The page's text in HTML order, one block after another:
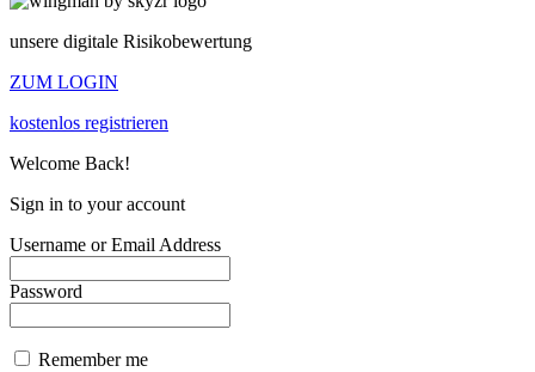
unsere digitale Risikobewertung
ZUM LOGIN
kostenlos registrieren
Welcome Back!
Sign in to your account
Username or Email Address
Password
Remember me